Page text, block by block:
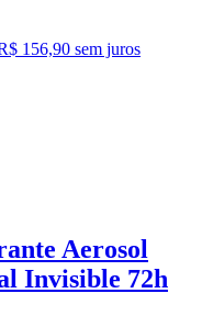
156,90 sem juros
Aerosol
Invisible 72h